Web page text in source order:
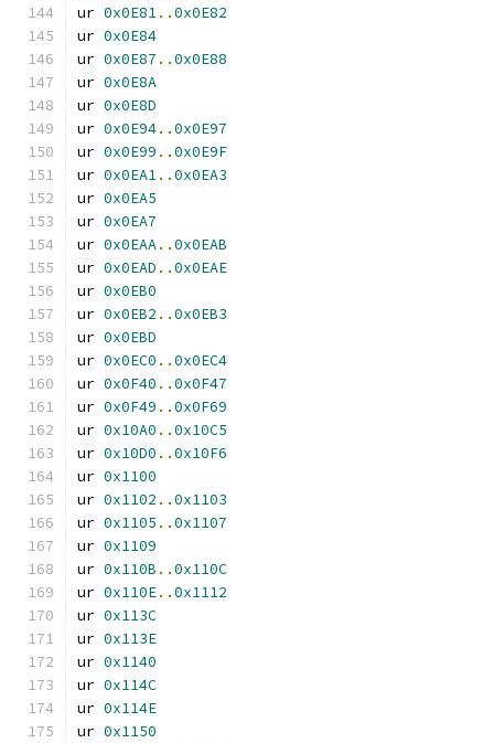
ur 0x0E81..0x0E82
ur 0x0E84
ur 0x0E87 ..0x0E88
ur 0x0E8A
ur 0x0E8D
ur 0x0E94..0x0E97
ur 0x0E99 ..0x0E9F
ur 0x0EA1..0x0EA3
ur 0x0EA5
ur 0x0EA7
ur 0x0EAA..0x0EAB
ur 0x0EAD ..0x0EAE
ur 0x0EB0
ur 0x0EB2 ..0x0EB3
ur 0x0EBD
ur 0x0EC0 ..0x0EC4
ur 0x0F40 ..0x0F47
ur 0x0F49 ..0x0F69
ur 0x10A0 ..0x10C5
ur 0x10D0 ..0x10F6
ur 0x1100
ur 0x1102 ..0x1103
ur 0x1105 ..0x1107
ur 0x1109
ur 0x110B ..0x110C
ur 0x110E..0x1112
ur 0x113C
ur 0x113E
ur 0x1140
ur 0x114C
ur 0x114E
ur 0x1150